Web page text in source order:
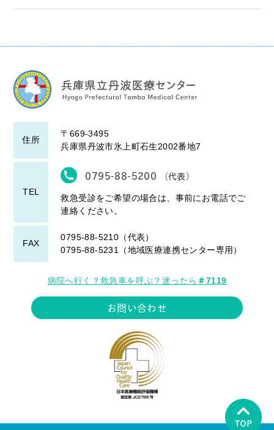
住所
〒669-3495
兵庫県丹波市氷上町石生2002番地7
TEL
0795-88-5200 （代表）
救急受診をご希望の場合は、事前にお電話でご
連絡ください。
FAX
0795-88-5210（代表）
0795-88-5231（地域医療連携センター専用）
病院へ行く？救急車を呼ぶ？迷ったら ＃7119
お問い合わせ